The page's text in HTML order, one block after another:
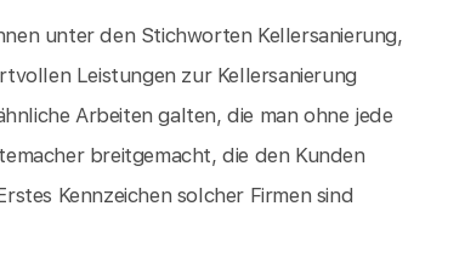
unter den Stichworten Kellersanierung,
Leistungen zur Kellersanierung
Arbeiten galten, die man ohne jede
breitgemacht, die den Kunden
Kennzeichen solcher Firmen sind